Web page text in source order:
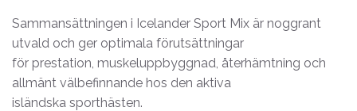
Sammansättningen i Icelander Sport Mix är noggrant
utvald och ger optimala förutsättningar
för prestation, muskeluppbyggnad, återhämtning och
allmänt välbefinnande hos den aktiva
isländska sporthästen.